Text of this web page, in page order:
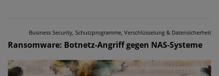
Business Security, Schutzprogramme, Verschlüsselung & Datensicherheit
Ransomware: Botnetz-Angriff gegen NAS-Systeme